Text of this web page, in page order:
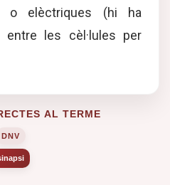
o elèctriques (hi ha
entre les cèl·lules per
AL TERME
DNV